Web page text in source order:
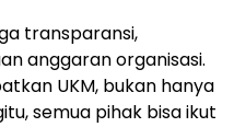
transparansi,
anggaran organisasi.
UKM, bukan hanya
semua pihak bisa ikut